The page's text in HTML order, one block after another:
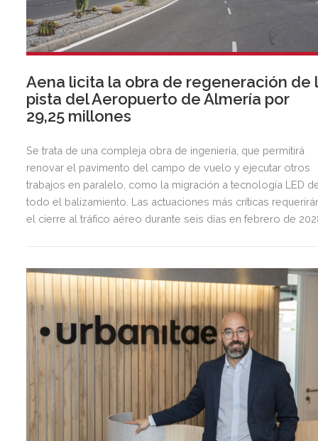
Aena licita la obra de regeneración de
pista del Aeropuerto de Almería por
29,25 millones
Se trata de una compleja obra de ingeniería, que permitirá
renovar el pavimento del campo de vuelo y ejecutar otros
trabajos en paralelo, como la migración a tecnología LED
todo el balizamiento. Las actuaciones más críticas
el cierre al tráfico aéreo durante seis días en febrero de